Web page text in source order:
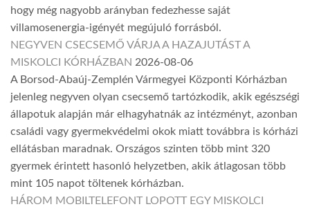
hogy még nagyobb arányban fedezhesse saját
villamosenergia-igényét megújuló forrásból.
NEGYVEN CSECSEMŐ VÁRJA A HAZAJUTÁST A
MISKOLCI KÓRHÁZBAN 2026-08-06
A Borsod-Abaúj-Zemplén Vármegyei Központi Kórházban
jelenleg negyven olyan csecsemő tartózkodik, akik egészségi
állapotuk alapján már elhagyhatnák az intézményt, azonban
családi vagy gyermekvédelmi okok miatt továbbra is kórházi
ellátásban maradnak. Országos szinten több mint 320
gyermek érintett hasonló helyzetben, akik átlagosan több
mint 105 napot töltenek kórházban.
HÁROM MOBILTELEFONT LOPOTT EGY MISKOLCI